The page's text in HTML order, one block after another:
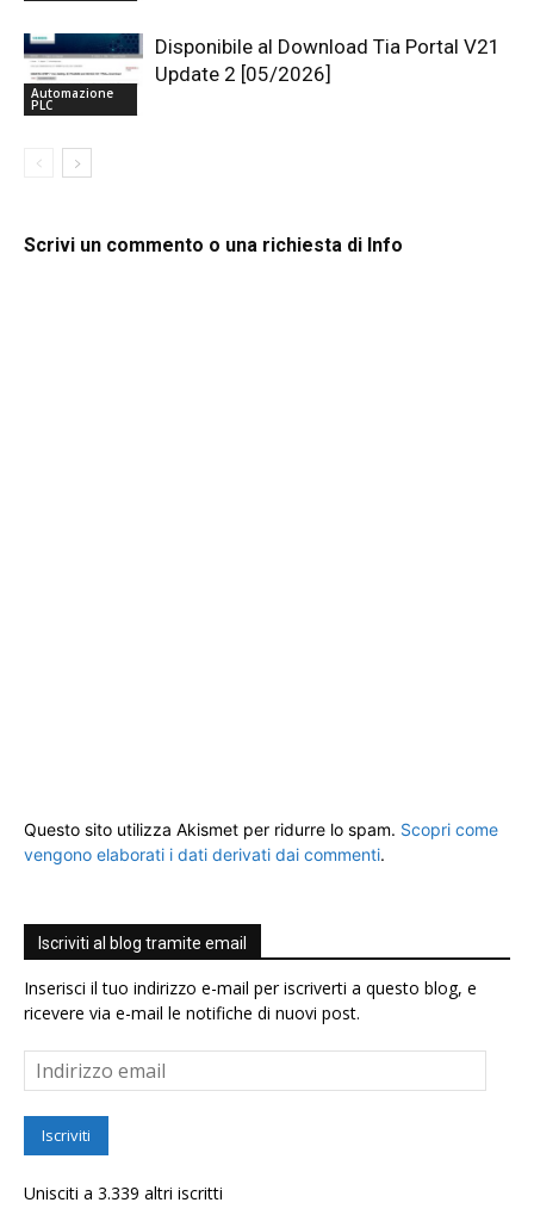
Automazione
PLC
Disponibile al Download Tia Portal V21
Update 2 [05/2026]
Scrivi un commento o una richiesta di Info
Questo sito utilizza Akismet per ridurre lo spam. Scopri come
vengono elaborati i dati derivati dai commenti.
Iscriviti al blog tramite email
Inserisci il tuo indirizzo e-mail per iscriverti a questo blog, e
ricevere via e-mail le notifiche di nuovi post.
Indirizzo
email
Iscriviti
Unisciti a 3.339 altri iscritti